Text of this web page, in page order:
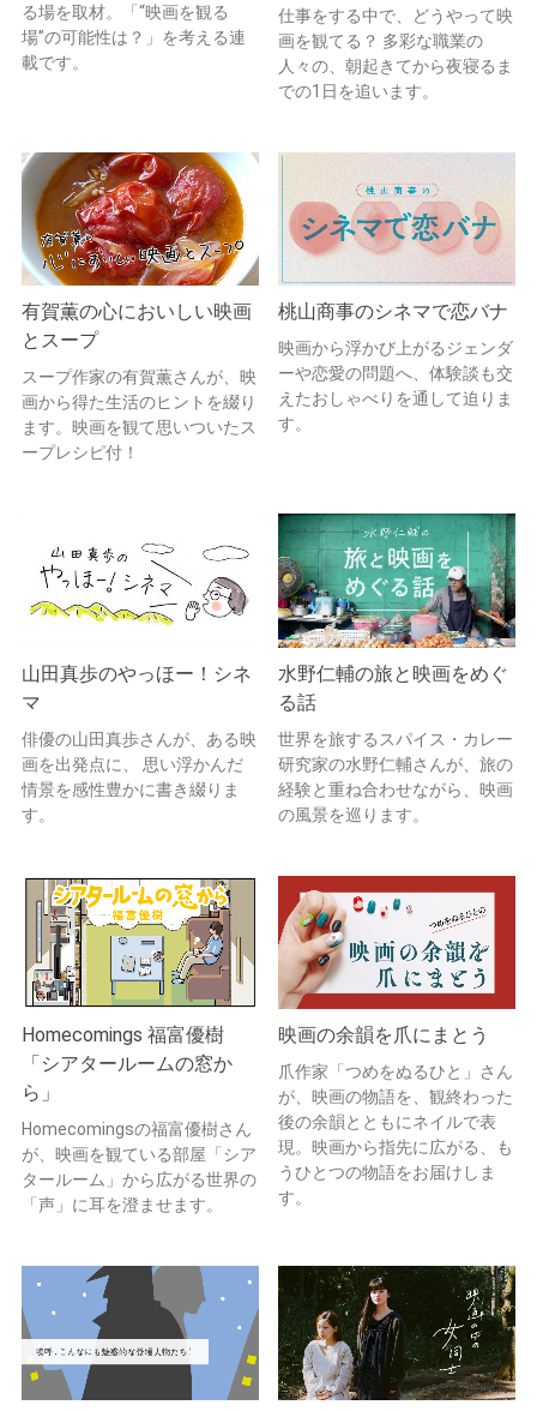
る場を取材。「“映画を観る
場”の可能性は？」を考える連
載です。
仕事をする中で、どうやって映
画を観てる？ 多彩な職業の
人々の、朝起きてから夜寝るま
での1日を追います。
有賀薫の心においしい映画
とスープ
スープ作家の有賀薫さんが、映
画から得た生活のヒントを綴り
ます。映画を観て思いついたス
ープレシピ付！
桃山商事のシネマで恋バナ
映画から浮かび上がるジェンダ
ーや恋愛の問題へ、体験談も交
えたおしゃべりを通して迫りま
す。
山田真歩のやっほー！シネ
マ
俳優の山田真歩さんが、ある映
画を出発点に、 思い浮かんだ
情景を感性豊かに書き綴りま
す。
水野仁輔の旅と映画をめぐ
る話
世界を旅するスパイス・カレー
研究家の水野仁輔さんが、旅の
経験と重ね合わせながら、映画
の風景を巡ります。
Homecomings 福富優樹
「シアタールームの窓か
ら」
Homecomingsの福富優樹さん
が、映画を観ている部屋「シア
タールーム」から広がる世界の
「声」に耳を澄ませます。
映画の余韻を爪にまとう
爪作家「つめをぬるひと」さん
が、映画の物語を、観終わった
後の余韻とともにネイルで表
現。映画から指先に広がる、も
うひとつの物語をお届けしま
す。